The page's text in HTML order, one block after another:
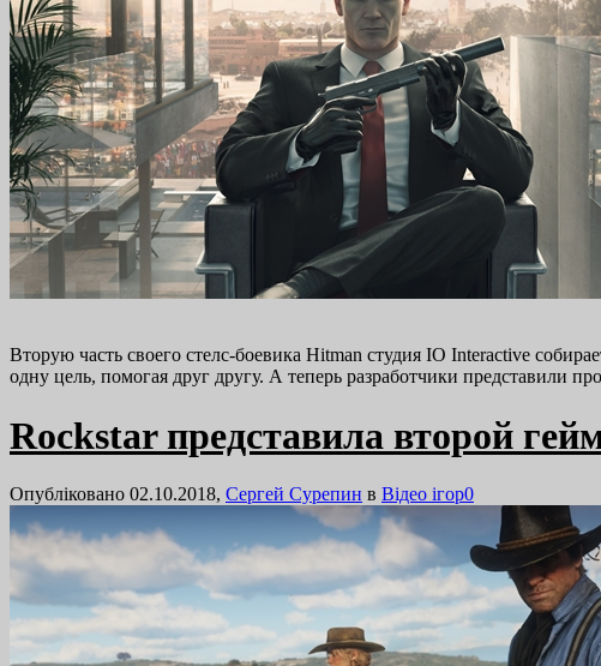
Вторую часть своего стелс-боевика Hitman студия IO Interactive
одну цель, помогая друг другу. А теперь разработчики
Rockstar представила второй
Опубліковано 02.10.2018, Сергей Сурепин в Відео ігор0